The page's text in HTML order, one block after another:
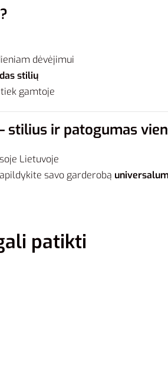
dėvėjimui
stilių
gamtoje
stilius ir patogumas
Lietuvoje
savo garderobą
patikti